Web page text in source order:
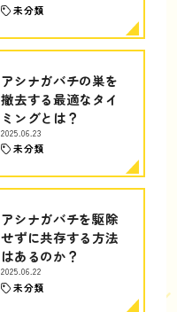
未分類
アシナガバチの巣を
撤去する最適なタイ
ミングとは？
2025.06.23
未分類
アシナガバチを駆除
せずに共存する方法
はあるのか？
2025.06.22
未分類